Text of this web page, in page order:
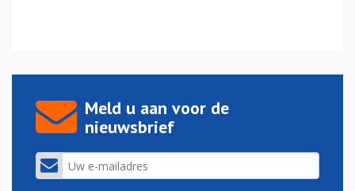
Meld u aan voor de
nieuwsbrief